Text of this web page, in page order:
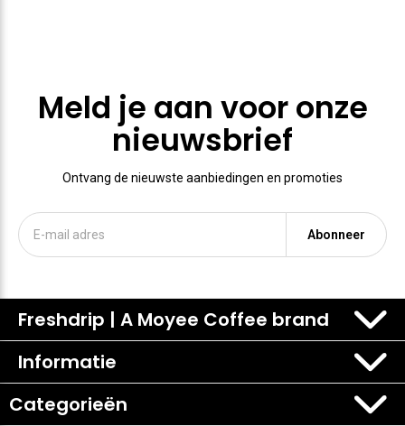
Meld je aan voor onze
nieuwsbrief
Ontvang de nieuwste aanbiedingen en promoties
Abonneer
Freshdrip | A Moyee Coffee brand
Informatie
Categorieën